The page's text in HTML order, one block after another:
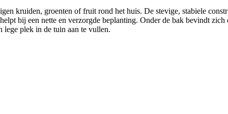
kruiden, groenten of fruit rond het huis. De stevige, stabiele
bij een nette en verzorgde beplanting. Onder de bak bevindt
lege plek in de tuin aan te vullen.